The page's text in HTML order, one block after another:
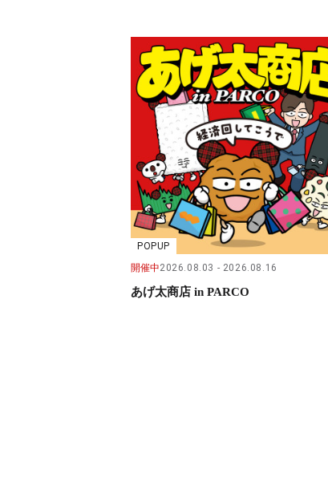
POPUP
開催中2026.08.03 2026.08.16
あげ太商店 in PARCO